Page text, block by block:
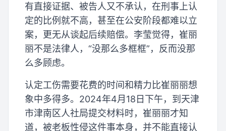
有直接证据、被告人又不承认，在刑事上认
定的比例就不高，甚至在公安阶段都难以立
案，更无从谈起后续赔偿。李莹觉得，崔丽
丽不是法律人，“没那么多框框”，反而没那
么多顾虑。
认定工伤需要花费的时间和精力比崔丽丽想
象中多得多。2024年4月18日下午，到天津
市津南区人社局提交材料时，崔丽丽才知
道，被老板性侵这件事本身，并不能直接认